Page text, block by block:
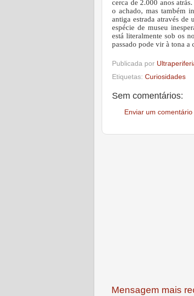
cerca de 2.000 anos
o achado, mas também
antiga estrada através de
espécie de museu
está literalmente sob os
passado pode vir à tona a
Publicada por
Etiquetas: Curiosidades
Sem comentários:
Enviar um comentário
Mensagem mais